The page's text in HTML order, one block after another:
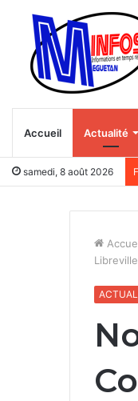
Accueil Actualité
samedi, 8 août 2026